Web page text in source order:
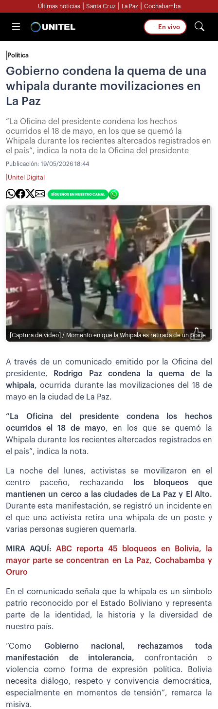
Últimas noticias Santa Cruz La Paz Cochabamba
En vivo
Política
Gobierno condena la quema de una
whipala durante movilizaciones en
La Paz
“La Oficina del presidente condena los hechos
ocurridos el 18 de mayo, en los que se quemó la
Whipala durante los recientes altercados registrados en
el país”, indica la nota de la Oficina del presidente
Publicación: 19/05/2026 18:44
Unitel Digital
[Captura de video] / Momento en que la Whipala es retirada de un poste
A través de un comunicado emitido por la Oficina del
presidente,
Rodrigo Paz condena la quema de la
whipala, ocurrida durante las movilizaciones del 18 de
mayo en la ciudad de La Paz.
“La Oficina del presidente condena los hechos
ocurridos el 18 de mayo, en los que se quemó la
Whipala durante los recientes altercados registrados en
el país”, indica la nota.
La noche del lunes, activistas se movilizaron en el
centro paceño, rechazando
los bloqueos que
mantienen un cerco a las ciudades de La Paz y El Alto.
Durante esta manifestación, se registró un incidente en
el que una activista retira una whipala de un poste y
varias personas sugieren quemarla.
MIRA AQUÍ: ABC reporta 45 bloqueos en Bolivia, la
mayor parte se concentran en La Paz, Cochabamba y
Oruro
En el comunicado señala que la whipala es un símbolo
patrio reconocido por el Estado Boliviano y representa
parte de la identidad, la historia y la diversidad de
nuestro país.
“Como Gobierno nacional, rechazamos toda
manifestación de intolerancia, confrontación o
violencia como forma de expresión política. Bolivia
necesita diálogo, respeto y convivencia democrática,
especialmente en momentos de tensión”, remarca la
misiva.